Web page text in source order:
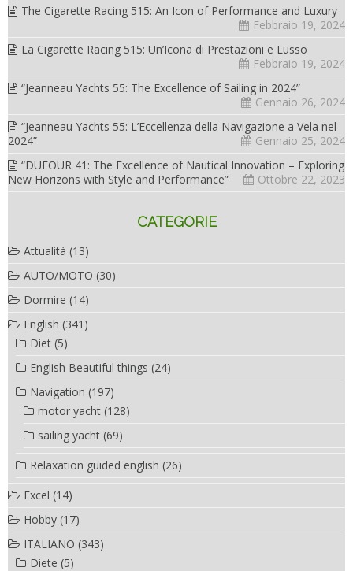
The Cigarette Racing 515: An Icon of Performance and Luxury
Febbraio 19, 2024
La Cigarette Racing 515: Un’Icona di Prestazioni e Lusso
Febbraio 19, 2024
“Jeanneau Yachts 55: The Excellence of Sailing in 2024”
Gennaio 26, 2024
“Jeanneau Yachts 55: L’Eccellenza della Navigazione a Vela nel
2024”
Gennaio 25, 2024
“DUFOUR 41: The Excellence of Nautical Innovation – Exploring
New Horizons with Style and Performance”
Ottobre 22, 2023
CATEGORIE
Attualità (13)
AUTO/MOTO (30)
Dormire (14)
English (341)
Diet (5)
English Beautiful things (24)
Navigation (197)
motor yacht (128)
sailing yacht (69)
Relaxation guided english (26)
Excel (14)
Hobby (17)
ITALIANO (343)
Diete (5)